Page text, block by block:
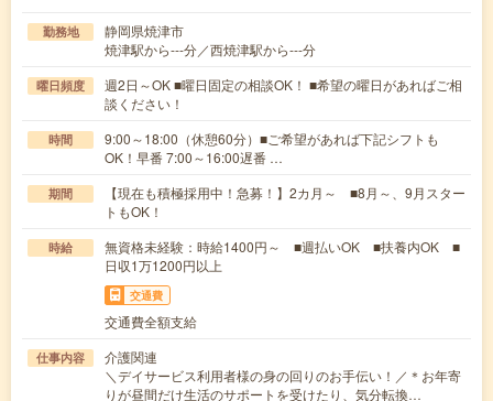
勤務地
静岡県焼津市
焼津駅から---分／西焼津駅から---分
曜日頻度
週2日～OK ■曜日固定の相談OK！ ■希望の曜日があればご相
談ください！
時間
9:00～18:00（休憩60分）■ご希望があれば下記シフトも
OK！早番 7:00～16:00遅番 …
期間
【現在も積極採用中！急募！】2カ月～ ■8月～、9月スター
トもOK！
時給
無資格未経験：時給1400円～ ■週払いOK ■扶養内OK ■
日収1万1200円以上
交通費
交通費全額支給
仕事内容
介護関連
＼デイサービス利用者様の身の回りのお手伝い！／＊お年寄
りが昼間だけ生活のサポートを受けたり、気分転換…